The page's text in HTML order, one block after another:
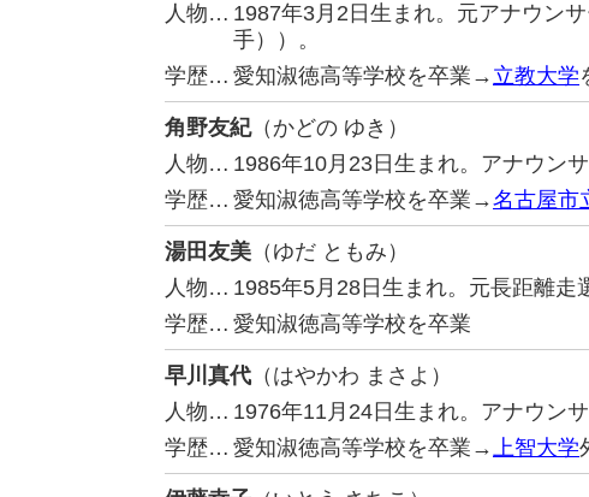
人物… 1987年3月2日生まれ。元アナウン
手））。
学歴… 愛知淑徳高等学校を卒業→ 立教大学
角野友紀（かどの ゆき）
人物… 1986年10月23日生まれ。アナウン
学歴… 愛知淑徳高等学校を卒業→名古屋市
湯田友美 （ゆだ ともみ）
人物… 1985年5月28日生まれ。元長距離走
学歴… 愛知淑徳高等学校を卒業
早川真代 （はやかわ まさよ）
人物… 1976年11月24日生まれ。アナウン
学歴… 愛知淑徳高等学校を卒業→上智大学